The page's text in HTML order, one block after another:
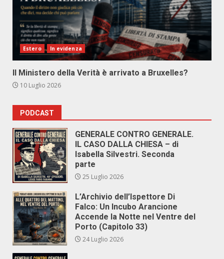
Estero In evidenza
Il Ministero della Verità è arrivato a Bruxelles?
10 Luglio 2026
PODCAST
GENERALE CONTRO GENERALE.
IL CASO DALLA CHIESA – di
Isabella Silvestri. Seconda
parte
25 Luglio 2026
L’Archivio dell’Ispettore Di
Falco: Un Incubo Arancione
Accende la Notte nel Ventre del
Porto (Capitolo 33)
24 Luglio 2026